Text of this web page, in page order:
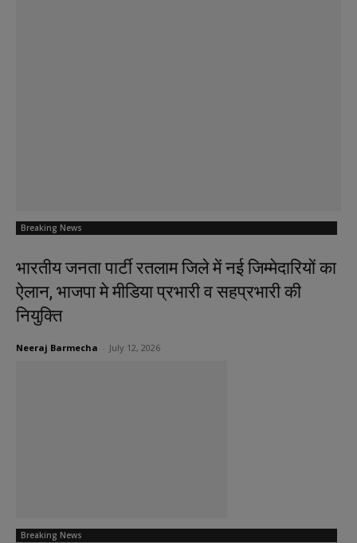
Breaking News
भारतीय जनता पार्टी रतलाम जिले में नई जिम्मेदारियों का
ऐलान, भाजपा मे मीडिया प्रभारी व सहप्रभारी की
नियुक्ति
Neeraj Barmecha July 12, 2026
Breaking News